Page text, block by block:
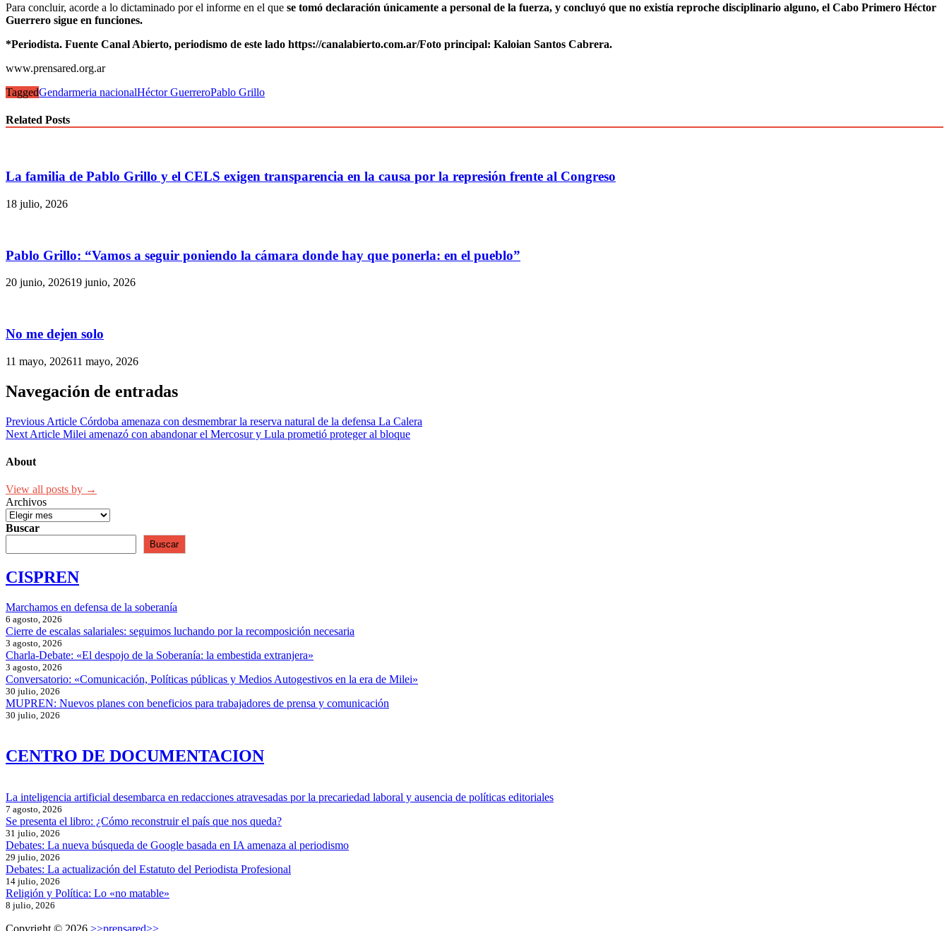
Para concluir, acorde a lo dictaminado por el informe en el que se tomó declaración únicamente a personal de la fuerza, y concluyó que no existía reproche disciplinario alguno, el Cabo Primero Héctor
Guerrero sigue en funciones.
*Periodista. Fuente Canal Abierto, periodismo de este lado https://canalabierto.com.ar/Foto principal: Kaloian Santos Cabrera.
www.prensared.org.ar
TaggedGendarmeria nacionalHéctor GuerreroPablo Grillo
Related Posts
La familia de Pablo Grillo y el CELS exigen transparencia en la causa por la represión frente al Congreso
18 julio, 2026
Pablo Grillo: “Vamos a seguir poniendo la cámara donde hay que ponerla: en el pueblo”
20 junio, 202619 junio, 2026
No me dejen solo
11 mayo, 202611 mayo, 2026
Navegación de entradas
Previous Article Córdoba amenaza con desmembrar la reserva natural de la defensa La Calera
Next Article Milei amenazó con abandonar el Mercosur y Lula prometió proteger al bloque
About
View all posts by →
Archivos
Buscar
Buscar
CISPREN
Marchamos en defensa de la soberanía
6 agosto, 2026
Cierre de escalas salariales: seguimos luchando por la recomposición necesaria
3 agosto, 2026
Charla-Debate: «El despojo de la Soberanía: la embestida extranjera»
3 agosto, 2026
Conversatorio: «Comunicación, Políticas públicas y Medios Autogestivos en la era de Milei»
30 julio, 2026
MUPREN: Nuevos planes con beneficios para trabajadores de prensa y comunicación
30 julio, 2026
CENTRO DE DOCUMENTACION
La inteligencia artificial desembarca en redacciones atravesadas por la precariedad laboral y ausencia de políticas editoriales
7 agosto, 2026
Se presenta el libro: ¿Cómo reconstruir el país que nos queda?
31 julio, 2026
Debates: La nueva búsqueda de Google basada en IA amenaza al periodismo
29 julio, 2026
Debates: La actualización del Estatuto del Periodista Profesional
14 julio, 2026
Religión y Política: Lo «no matable»
8 julio, 2026
Copyright © 2026 >>prensared>>